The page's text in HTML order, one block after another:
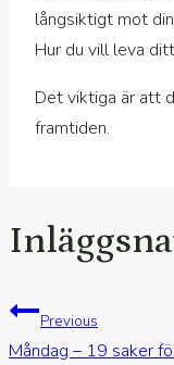
långsiktigt mot
Hur du vill leva
Det viktiga är att
framtiden.
Previous
Måndag – 19 saker